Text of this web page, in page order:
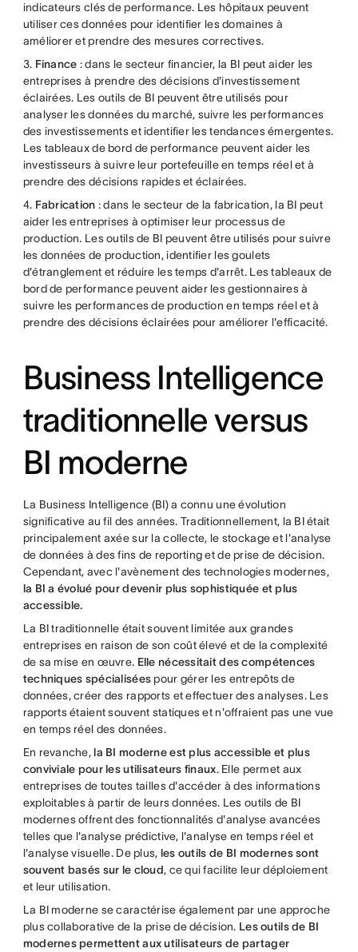
indicateurs clés de performance. Les hôpitaux peuvent
utiliser ces données pour identifier les domaines à
améliorer et prendre des mesures correctives.
3. Finance : dans le secteur financier, la BI peut aider les
entreprises à prendre des décisions d'investissement
éclairées. Les outils de BI peuvent être utilisés pour
analyser les données du marché, suivre les performances
des investissements et identifier les tendances émergentes.
Les tableaux de bord de performance peuvent aider les
investisseurs à suivre leur portefeuille en temps réel et à
prendre des décisions rapides et éclairées.
4. Fabrication : dans le secteur de la fabrication, la BI peut
aider les entreprises à optimiser leur processus de
production. Les outils de BI peuvent être utilisés pour suivre
les données de production, identifier les goulets
d'étranglement et réduire les temps d'arrêt. Les tableaux de
bord de performance peuvent aider les gestionnaires à
suivre les performances de production en temps réel et à
prendre des décisions éclairées pour améliorer l'efficacité.
Business Intelligence
traditionnelle versus
BI moderne
La Business Intelligence (BI) a connu une évolution
significative au fil des années. Traditionnellement, la BI était
principalement axée sur la collecte, le stockage et l'analyse
de données à des fins de reporting et de prise de décision.
Cependant, avec l'avènement des technologies modernes,
la BI a évolué pour devenir plus sophistiquée et plus
accessible.
La BI traditionnelle était souvent limitée aux grandes
entreprises en raison de son coût élevé et de la complexité
de sa mise en œuvre. Elle nécessitait des compétences
techniques spécialisées pour gérer les entrepôts de
données, créer des rapports et effectuer des analyses. Les
rapports étaient souvent statiques et n'offraient pas une vue
en temps réel des données.
En revanche,la BI moderne est plus accessible et plus
conviviale pour les utilisateurs finaux. Elle permet aux
entreprises de toutes tailles d'accéder à des informations
exploitables à partir de leurs données. Les outils de BI
modernes offrent des fonctionnalités d'analyse avancées
telles que l'analyse prédictive, l'analyse en temps réel et
l'analyse visuelle. De plus, les outils de BI modernes sont
souvent basés sur le cloud, ce qui facilite leur déploiement
et leur utilisation.
La BI moderne se caractérise également par une approche
plus collaborative de la prise de décision. Les outils de BI
modernes permettent aux utilisateurs de partager